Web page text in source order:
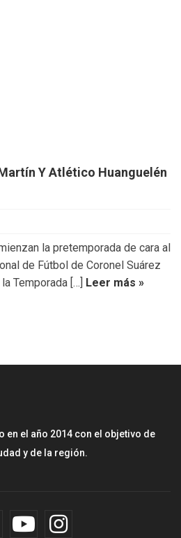
Y Atlético Huanguelén
la pretemporada de cara al
de Fútbol de Coronel Suárez
Temporada […] Leer más »
en el año 2014 con el objetivo de
y de la región.